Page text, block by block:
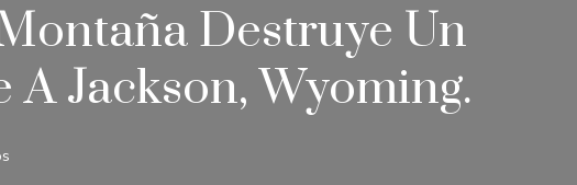
Destruye Un
Jackson, Wyoming.